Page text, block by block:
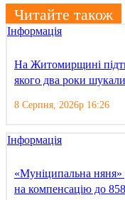
Читайте також
Інформація
На Житомирщині
якого два роки шукали
8 Серпня, 2026р 16:26
Інформація
«Муніципальна
на компенсацію до